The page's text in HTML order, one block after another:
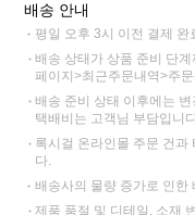
배송 안내
평일 오후 3시 이전 결제 완
배송 상태가 상품 준비 단
페이지>최근주문내역>주
배송 준비 상태 이후에는
택배비는 고객님 부담입니
록시걸 온라인몰 주문 건과
다.
배송사의 물량 증가로 인한
제품 품절 및 디테일, 소재